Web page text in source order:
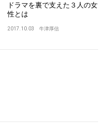
ドラマを裏で支えた３人の女
性とは
2017.10.03 牛津厚信